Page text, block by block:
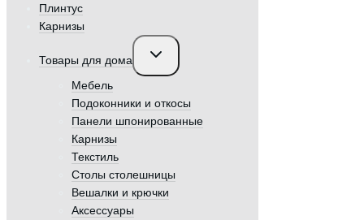
Плинтус
Карнизы
Товары для дома
Переключить
дочернее
Мебель
Подоконники и откосы
Панели шпонированные
Карнизы
Текстиль
Столы столешницы
Вешалки и крючки
Аксессуары